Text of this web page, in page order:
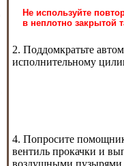
Не используйте
в неплотно закрытой
2. Поддомкратьте
исполнительному
4. Попросите
вентиль прокачки и
воздушными пузырями